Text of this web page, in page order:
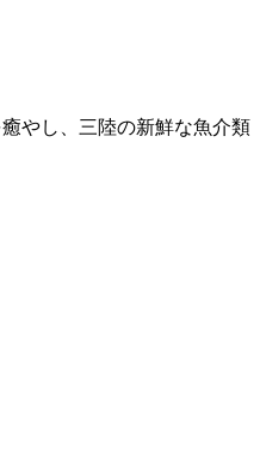
やし、三陸の新鮮な魚介類